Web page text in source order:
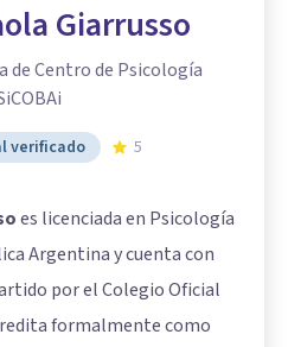
Giarrusso
de Centro de Psicología
verificado 5
es licenciada en Psicología
Argentina y cuenta con
por el Colegio Oficial
formalmente como